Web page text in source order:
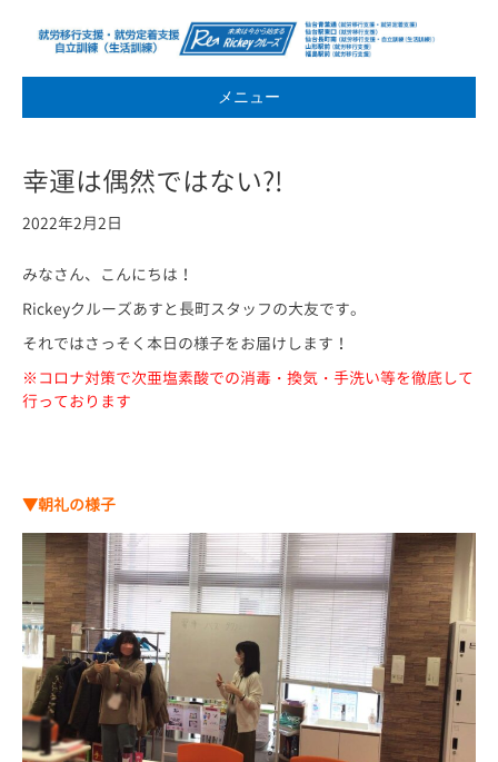
メニュー
幸運は偶然ではない?!
2022年2月2日
みなさん、こんにちは！
Rickeyクルーズあすと長町スタッフの大友です。
それではさっそく本日の様子をお届けします！
※コロナ対策で次亜塩素酸での消毒・換気・手洗い等を徹底して
行っております
▼朝礼の様子